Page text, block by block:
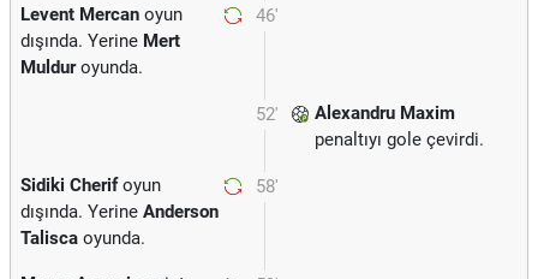
46'
Levent Mercan oyun
dışında. Yerine Mert
Mulduroyunda.
52'
Alexandru Maxim
penaltıyı gole çevirdi.
58'
Sidiki Cherifoyun
dışında. Yerine Anderson
Talisca oyunda.